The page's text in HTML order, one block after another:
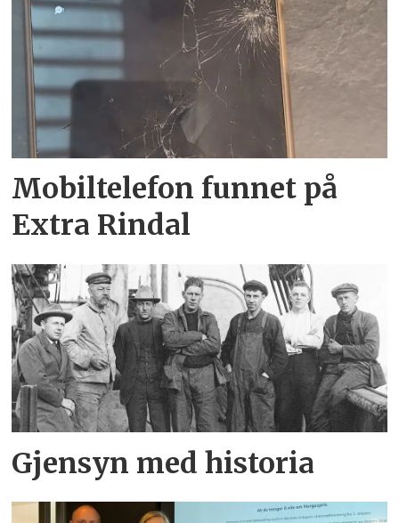
Mobiltelefon funnet på
Extra Rindal
Gjensyn med historia